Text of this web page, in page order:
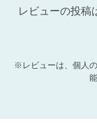
レビューの投稿
※レビューは、個人